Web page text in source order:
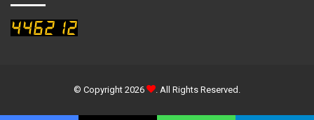
© Copyright 2026 . All Rights Reserved.